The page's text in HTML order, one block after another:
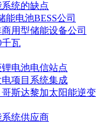
统的缺点
能电池BESS公司
用型储能设备公司
千瓦
电池电信站点
电项目系统集成
哥斯达黎加太阳能逆变
统供应商